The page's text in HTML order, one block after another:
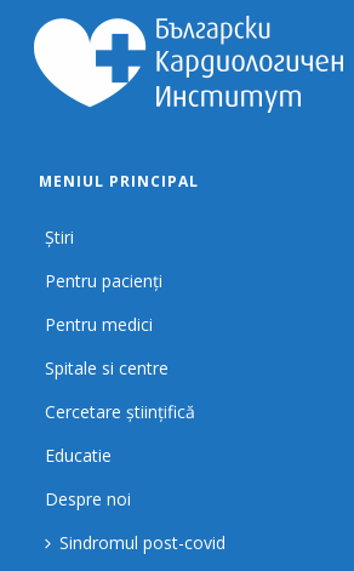
MENIUL PRINCIPAL
Știri
Pentru pacienți
Pentru medici
Spitale si centre
Cercetare științifică
Educatie
Despre noi
Sindromul post-covid